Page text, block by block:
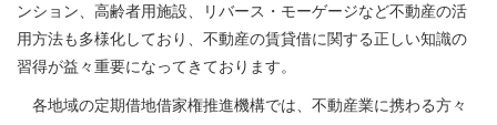
ンション、高齢者用施設、リバース・モーゲージなど不動産の活
用方法も多様化しており、不動産の賃貸借に関する正しい知識の
習得が益々重要になってきております。
各地域の定期借地借家権推進機構では、不動産業に携わる方々